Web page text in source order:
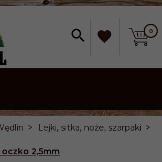
0
Lejki, sitka, noże, szarpaki
2,5mm